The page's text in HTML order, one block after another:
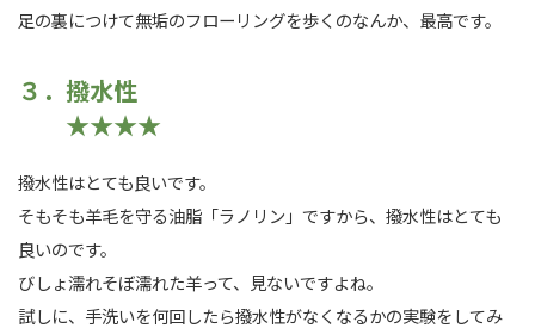
足の裏につけて無垢のフローリングを歩くのなんか、最高です。
３．撥水性
★★★★
撥水性はとても良いです。
そもそも羊毛を守る油脂「ラノリン」ですから、撥水性はとても
良いのです。
びしょ濡れそぼ濡れた羊って、見ないですよね。
試しに、手洗いを何回したら撥水性がなくなるかの実験をしてみ